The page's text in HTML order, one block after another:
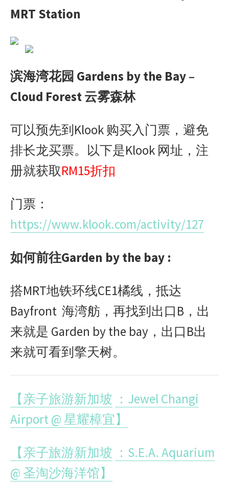
MRT Station
滨海湾花园 Gardens by the Bay –
Cloud Forest 云雾森林
可以预先到Klook 购买入门票，避免
排长龙买票。以下是Klook 网址，注
册就获取RM15折扣
门票：
https://www.klook.com/activity/127
如何前往Garden by the bay :
搭MRT地铁环线CE1橘线，抵达
Bayfront 海湾舫，再找到出口B，出
来就是 Garden by the bay，出口B出
来就可看到擎天树。
【亲子旅游新加坡 ： Jewel Changi
Airport @星耀樟宜】
【亲子旅游新加坡 ： S.E.A. Aquarium
@ 圣淘沙海洋馆】